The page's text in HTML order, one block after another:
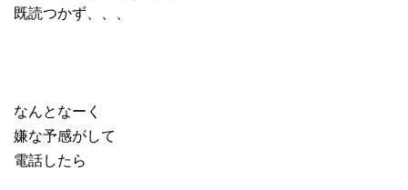
既読つかず、、、
なんとなーく
嫌な予感がして
電話したら